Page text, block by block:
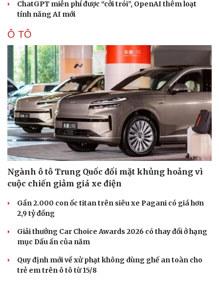
ChatGPT miễn phí được “cởi trói”, OpenAI thêm loạt
tính năng AI mới
Ô TÔ
Ngành ô tô Trung Quốc đối mặt khủng hoảng vì
cuộc chiến giảm giá xe điện
Gần 2.000 con ốc titan trên siêu xe Pagani có giá hơn
2,9 tỷ đồng
Giải thưởng Car Choice Awards 2026 có thay đổi ở hạng
mục Dấu ấn của năm
Quy định mới về xử phạt không dùng ghế an toàn cho
trẻ em trên ô tô từ 15/8